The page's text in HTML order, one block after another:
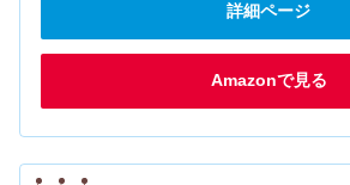
詳細ページ
Amazonで見る